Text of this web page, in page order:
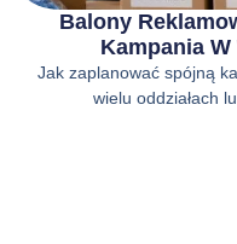
Balony
Kampania
Jak zaplanować spójną
wielu oddziałach